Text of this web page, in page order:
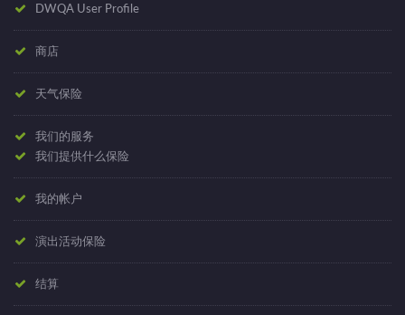
DWQA User Profile
商店
天气保险
我们的服务
我们提供什么保险
我的帐户
演出活动保险
结算